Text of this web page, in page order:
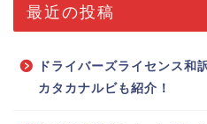
最近の投稿
ドライバーズライセンス和
カタカナルビも紹介！